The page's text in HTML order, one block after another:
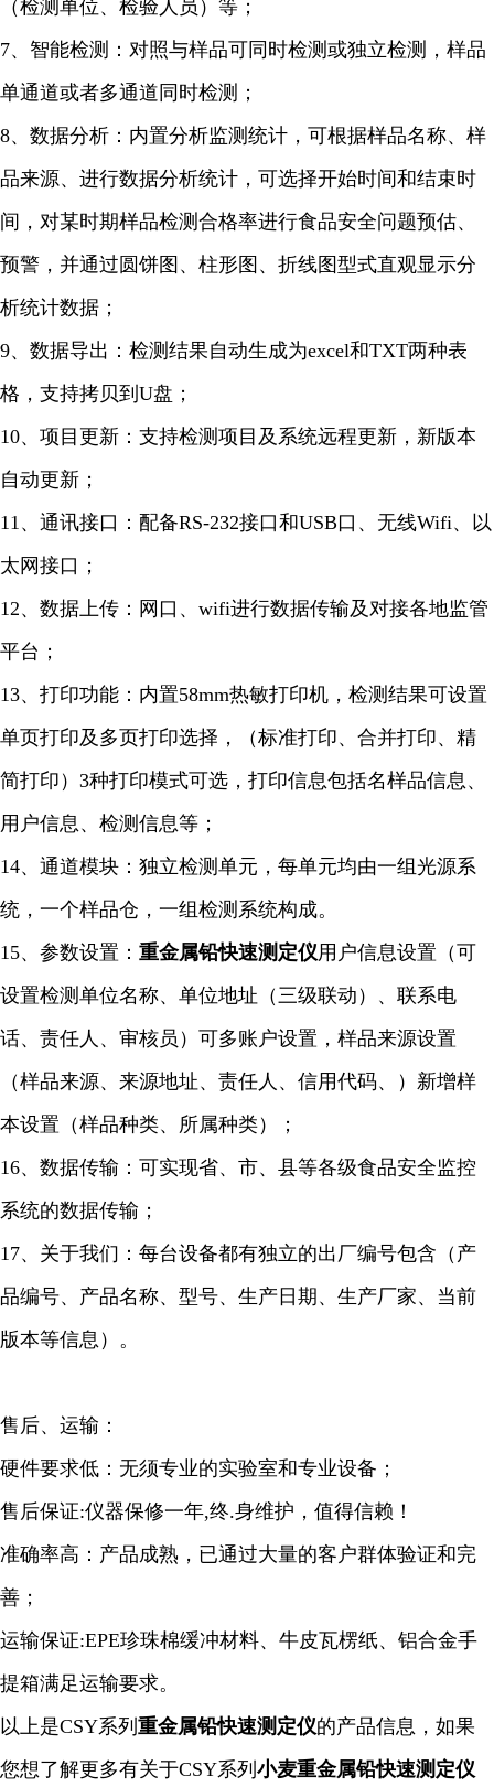
（检测单位、检验人员）等；
7、智能检测：对照与样品可同时检测或独立检测，样品
单通道或者多通道同时检测；
8、数据分析：内置分析监测统计，可根据样品名称、样
品来源、进行数据分析统计，可选择开始时间和结束时
间，对某时期样品检测合格率进行食品安全问题预估、
预警，并通过圆饼图、柱形图、折线图型式直观显示分
析统计数据；
9、数据导出：检测结果自动生成为excel和TXT两种表
格，支持拷贝到U盘；
10、项目更新：支持检测项目及系统远程更新，新版本
自动更新；
11、通讯接口：配备RS-232接口和USB口、无线Wifi、以
太网接口；
12、数据上传：网口、wifi进行数据传输及对接各地监管
平台；
13、打印功能：内置58mm热敏打印机，检测结果可设置
单页打印及多页打印选择，（标准打印、合并打印、精
简打印）3种打印模式可选，打印信息包括名样品信息、
用户信息、检测信息等；
14、通道模块：独立检测单元，每单元均由一组光源系
统，一个样品仓，一组检测系统构成。
15、参数设置： 重金属铅快速测定仪用户信息设置（可
设置检测单位名称、单位地址（三级联动）、联系电
话、责任人、审核员）可多账户设置，样品来源设置
（样品来源、来源地址、责任人、信用代码、）新增样
本设置（样品种类、所属种类）；
16、数据传输：可实现省、市、县等各级食品安全监控
系统的数据传输；
17、关于我们：每台设备都有独立的出厂编号包含（产
品编号、产品名称、型号、生产日期、生产厂家、当前
版本等信息）。
售后、运输：
硬件要求低：无须专业的实验室和专业设备；
售后保证:仪器保修一年,终.身维护，值得信赖！
准确率高：产品成熟，已通过大量的客户群体验证和完
善；
运输保证:EPE珍珠棉缓冲材料、牛皮瓦楞纸、铝合金手
提箱满足运输要求。
以上是CSY系列 重金属铅快速测定仪的产品信息，如果
您想了解更多有关于CSY系列 小麦重金属铅快速测定仪